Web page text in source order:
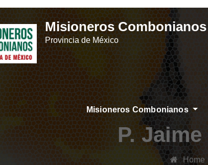
Misioneros
Provincia de México
ÚLTIMAS NOTICIASMisioneros Combonianos
P.
Home